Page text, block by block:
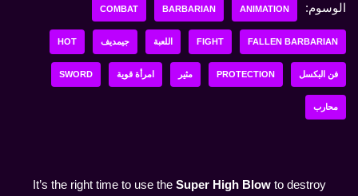
الوسوم: ANIMATION
BARBARIAN
COMBAT
FALLEN BARBARIAN
FIGHT اللعبة جيمديف HOT
فن البكسل PROTECTION مثير امرأة قوية SWORD
محارب
It’s the right time to use the Super High Blowto destroy